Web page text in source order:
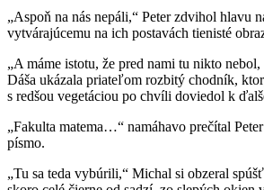
„Aspoň na nás nepáli,“ Peter zdvihol hlavu
vytvárajúcemu na ich postavách tienisté
„A máme istotu, že pred nami tu nikto nebol,
Dáša ukázala priateľom rozbitý chodník,
s redšou vegetáciou po chvíli doviedol k
„Fakulta matema…“ namáhavo prečítal
písmo.
„Tu sa teda vybúrili,“ Michal si obzeral